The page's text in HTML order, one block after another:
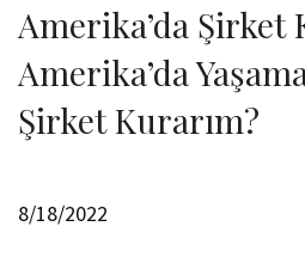
Amerika’da Şirket
Amerika’da
Şirket Kurarım?
8/18/2022